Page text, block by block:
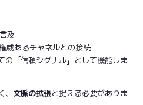
及
威あるチャネルとの接続
の「信頼シグナル」として機能しま
文脈の拡張と捉える必要がありま